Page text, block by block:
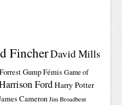
FincherDavid Mills
Forrest GumpFémis Game of
FordHarry Potter
Cameron Jim Broadbent